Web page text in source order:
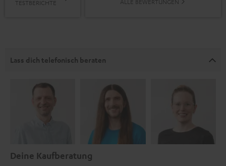
TESTBERICHTE
Lass dich telefonisch beraten
Deine Kaufberatung